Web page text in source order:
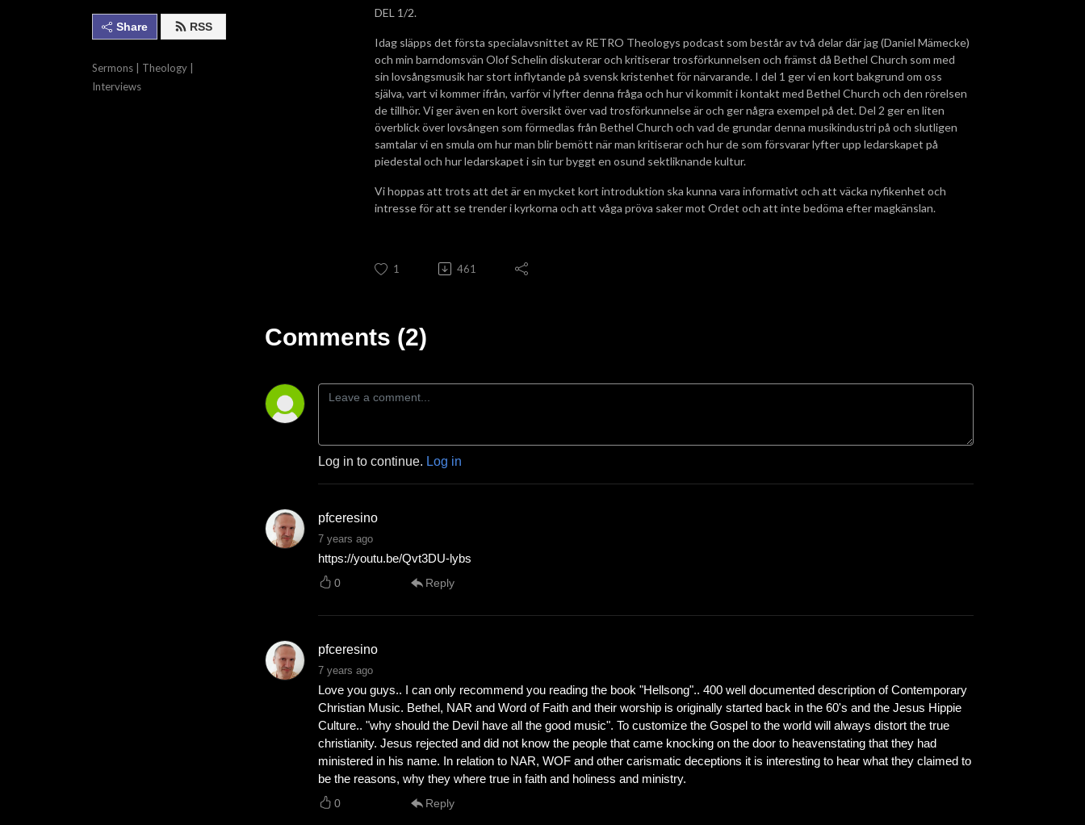
Share RSS
Sermons | Theology |
Interviews
DEL 1/2.
Idag släpps det första specialavsnittet av RETRO Theologys podcast som består av två delar där jag (Daniel Mämecke)
och min barndomsvän Olof Schelin diskuterar och kritiserar trosförkunnelsen och främst då Bethel Church som med
sin lovsångsmusik har stort inflytande på svensk kristenhet för närvarande. I del 1 ger vi en kort bakgrund om oss
själva, vart vi kommer ifrån, varför vi lyfter denna fråga och hur vi kommit i kontakt med Bethel Church och den rörelsen
de tillhör. Vi ger även en kort översikt över vad trosförkunnelse är och ger några exempel på det. Del 2 ger en liten
överblick över lovsången som förmedlas från Bethel Church och vad de grundar denna musikindustri på och slutligen
samtalar vi en smula om hur man blir bemött när man kritiserar och hur de som försvarar lyfter upp ledarskapet på
piedestal och hur ledarskapet i sin tur byggt en osund sektliknande kultur.
Vi hoppas att trots att det är en mycket kort introduktion ska kunna vara informativt och att väcka nyfikenhet och
intresse för att se trender i kyrkorna och att våga pröva saker mot Ordet och att inte bedöma efter magkänslan.
1 461
Comments (2)
Log in to continue. Log in
pfceresino
7 years ago
https://youtu.be/Qvt3DU-lybs
0 Reply
pfceresino
7 years ago
Love you guys.. I can only recommend you reading the book "Hellsong".. 400 well documented description of Contemporary
Christian Music. Bethel, NAR and Word of Faith and their worship is originally started back in the 60's and the Jesus Hippie
Culture.. "why should the Devil have all the good music". To customize the Gospel to the world will always distort the true
christianity. Jesus rejected and did not know the people that came knocking on the door to heavenstating that they had
ministered in his name. In relation to NAR, WOF and other carismatic deceptions it is interesting to hear what they claimed to
be the reasons, why they where true in faith and holiness and ministry.
0 Reply